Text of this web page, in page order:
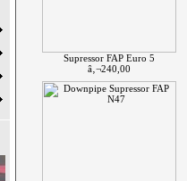
Supressor FAP Euro 5
â‚¬240,00